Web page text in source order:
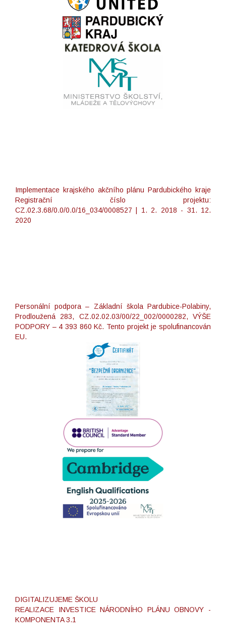
Implementace krajského akčního plánu Pardubického kraje
Registrační číslo projektu:
CZ.02.3.68/0.0/0.0/16_034/0008527 | 1. 2. 2018 - 31. 12.
2020
Personální podpora – Základní škola Pardubice-Polabiny,
Prodloužená 283, CZ.02.02.03/00/22_002/0000282, VÝŠE
PODPORY – 4 393 860 Kč. Tento projekt je spolufinancován
EU.
DIGITALIZUJEME ŠKOLU
REALIZACE INVESTICE NÁRODNÍHO PLÁNU OBNOVY -
KOMPONENTA 3.1